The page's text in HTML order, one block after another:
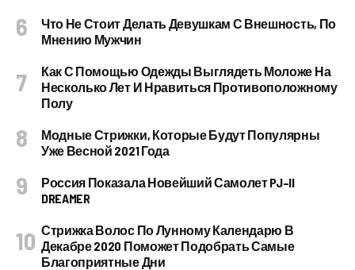
Что Не Стоит Делать Девушкам С Внешность, По
Мнению Мужчин
Как С Помощью Одежды Выглядеть Моложе На
Несколько Лет И Нравиться Противоположному
Полу
Модные Стрижки, Которые Будут Популярны
Уже Весной 2021 Года
Россия Показала Новейший Самолет PJ–II
DREAMER
Стрижка Волос По Лунному Календарю В
Декабре 2020 Поможет Подобрать Самые
Благоприятные Дни